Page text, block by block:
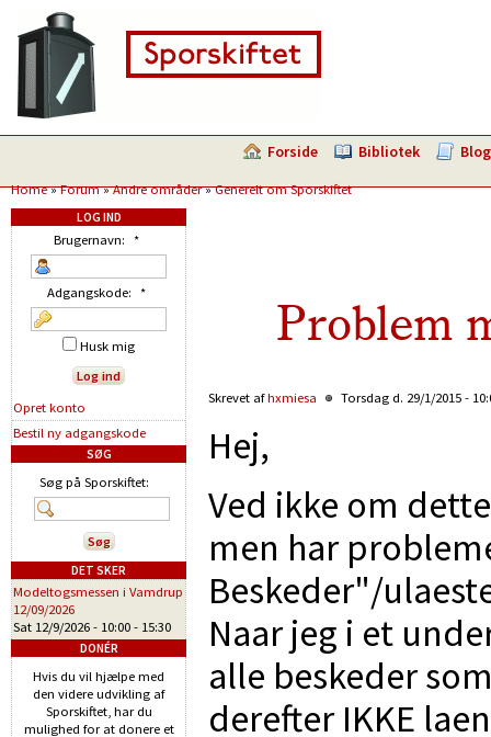
Forside Bibliotek Blog
Home»Forum»Andre områder»Generelt om Sporskiftet
Problem
Skrevet afhxmiesa Torsdag d. 29/1/2015 -
Hej,
Ved ikke om
men har
Beskeder"/
Naar jeg i et
alle beskeder
derefter IKKE
LOG IND
Brugernavn: *
Adgangskode: *
Husk mig
Opret konto
Bestil ny adgangskode
SØG
Søg på Sporskiftet:
DET SKER
Modeltogsmessen i Vamdrup
12/09/2026
Sat 12/9/2026 - 10:00 - 15:30
DONÉR
Hvis du vil hjælpe med
den videre udvikling af
Sporskiftet, har du
mulighed for at donere et